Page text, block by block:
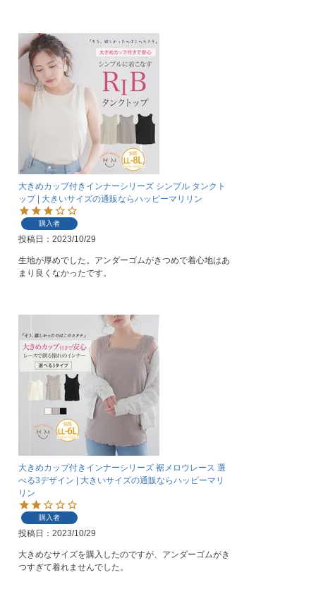
大きめカップ付きインナーシリーズ シンプル タンクト
ップ | 大きいサイズの通販ならハッピーマリリン
購入者
投稿日 2023/10/29
生地が厚めでした。アンダーゴムがきつめで着心地はあ
まり良くなかったです。
大きめカップ付きインナーシリーズ 裾メロウレース 選
べる3デザイン | 大きいサイズの通販ならハッピーマリ
リン
購入者
投稿日 2023/10/29
大きめなサイズを購入したのですが、アンダーゴムがき
つすぎて着れませんでした。